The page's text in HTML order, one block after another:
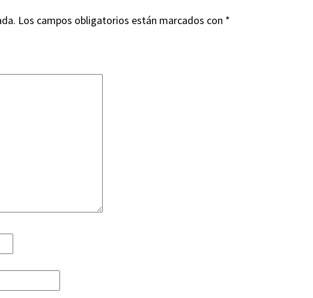
Los campos obligatorios están marcados con *